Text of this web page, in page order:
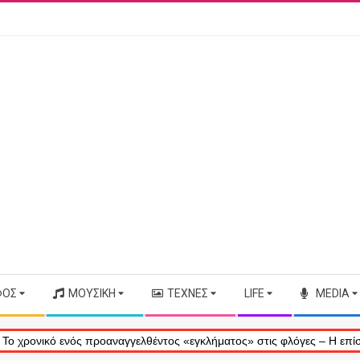
ΜΟΥΣΙΚΉ ΤΈΧΝΕΣ LIFE MEDIA
προαναγγελθέντος «εγκλήματος» στις φλόγες – Η επίσημη